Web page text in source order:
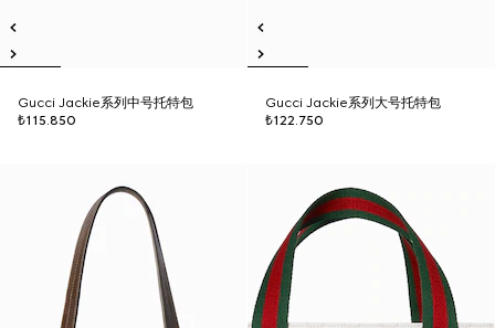
Gucci Jackie系列中号托特包
₺115.850
Gucci Jackie系列大号托特包
₺122.750